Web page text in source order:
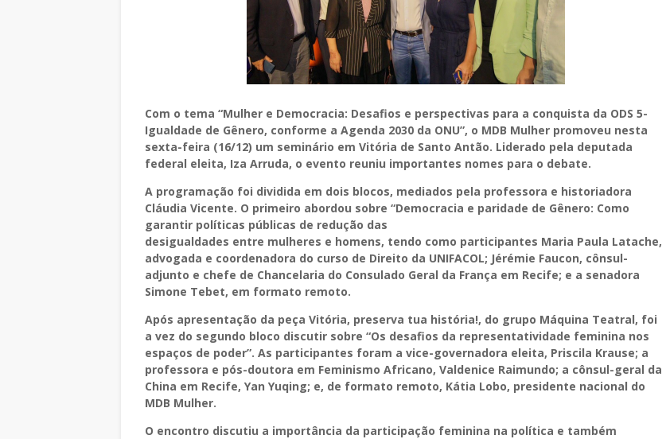
Com o tema “Mulher e Democracia: Desafios e perspectivas para a conquista da ODS 5-
Igualdade de Gênero, conforme a Agenda 2030 da ONU”, o MDB Mulher promoveu nesta
sexta-feira (16/12) um seminário em Vitória de Santo Antão. Liderado pela deputada
federal eleita, Iza Arruda, o evento reuniu importantes nomes para o debate.
A programação foi dividida em dois blocos, mediados pela professora e historiadora
Cláudia Vicente. O primeiro abordou sobre “Democracia e paridade de Gênero: Como
garantir políticas públicas de redução das
desigualdades entre mulheres e homens, tendo como participantes Maria Paula Latache,
advogada e coordenadora do curso de Direito da UNIFACOL; Jérémie Faucon, cônsul-
adjunto e chefe de Chancelaria do Consulado Geral da França em Recife; e a senadora
Simone Tebet, em formato remoto.
Após apresentação da peça Vitória, preserva tua história!, do grupo Máquina Teatral, foi
a vez do segundo bloco discutir sobre “Os desafios da representatividade feminina nos
espaços de poder”. As participantes foram a vice-governadora eleita, Priscila Krause; a
professora e pós-doutora em Feminismo Africano, Valdenice Raimundo; a cônsul-geral da
China em Recife, Yan Yuqing; e, de formato remoto, Kátia Lobo, presidente nacional do
MDB Mulher.
O encontro discutiu a importância da participação feminina na política e também